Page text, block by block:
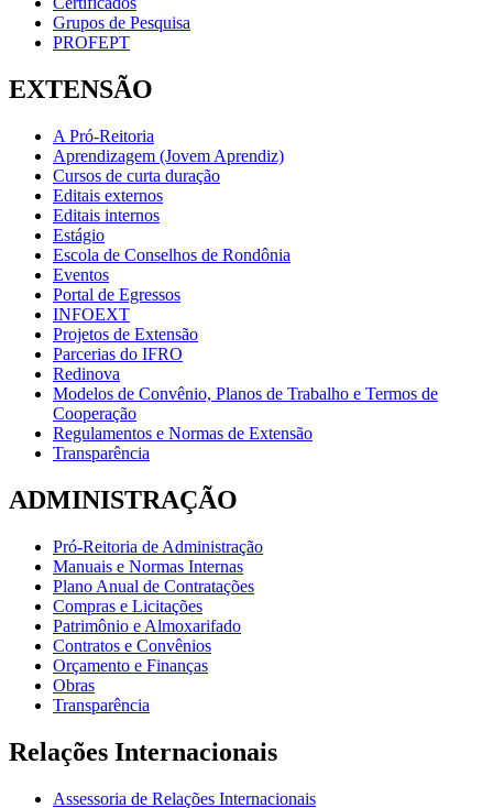
Grupos de Pesquisa
PROFEPT
EXTENSÃO
A Pró-Reitoria
Aprendizagem (Jovem Aprendiz)
Cursos de curta duração
Editais externos
Editais internos
Estágio
Escola de Conselhos de Rondônia
Eventos
Portal de Egressos
INFOEXT
Projetos de Extensão
Parcerias do IFRO
Redinova
Modelos de Convênio, Planos de Trabalho e Termos de
Cooperação
Regulamentos e Normas de Extensão
Transparência
ADMINISTRAÇÃO
Pró-Reitoria de Administração
Manuais e Normas Internas
Plano Anual de Contratações
Compras e Licitações
Patrimônio e Almoxarifado
Contratos e Convênios
Orçamento e Finanças
Obras
Transparência
Relações Internacionais
Assessoria de Relações Internacionais